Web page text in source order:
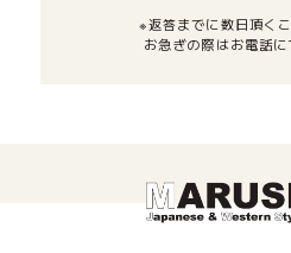
※返答までに数日頂く
お急ぎの際はお電話